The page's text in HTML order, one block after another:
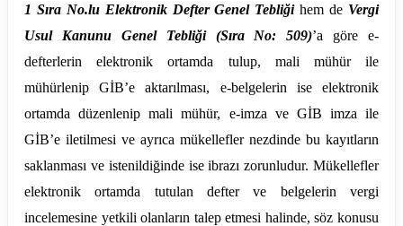
1 Sıra No.lu Elektronik Defter Genel Tebliğihem de Vergi
Usul Kanunu Genel Tebliği (Sıra No: 509)’a göre e-
defterlerin elektronik ortamda tulup, mali mühür ile
mühürlenip GİB’e aktarılması, e-belgelerin ise elektronik
ortamda düzenlenip mali mühür, e-imza ve GİB imza ile
GİB’e iletilmesi ve ayrıca mükellefler nezdinde bu kayıtların
saklanması ve istenildiğinde ise ibrazı zorunludur. Mükellefler
elektronik ortamda tutulan defter ve belgelerin vergi
incelemesine yetkili olanların talep etmesi halinde, söz konusu